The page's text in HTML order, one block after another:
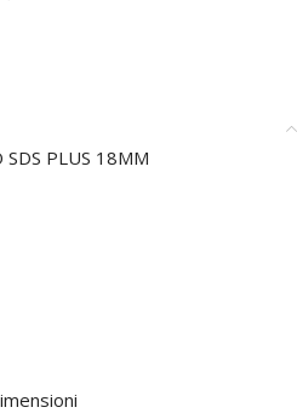
SDS PLUS 18MM